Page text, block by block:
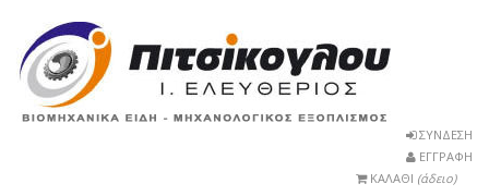
ΣΥΝΔΕΣΗ
ΕΓΓΡΑΦΗ
ΚΑΛΑΘΙ (άδειο)